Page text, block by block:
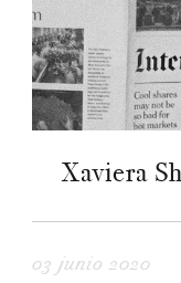
Xaviera
03 junio 2020